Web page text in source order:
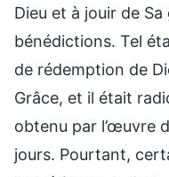
Dieu et à jouir de
bénédictions. Tel
de rédemption de
Grâce, et il était
obtenu par l’œuvre
jours. Pourtant,